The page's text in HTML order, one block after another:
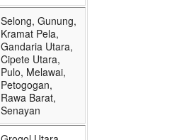
Selong, Gunung,
Kramat Pela,
Gandaria Utara,
Cipete Utara,
Pulo, Melawai,
Petogogan,
Rawa Barat,
Senayan